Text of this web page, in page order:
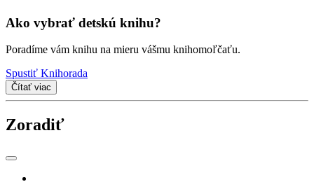
Ako vybrať detskú knihu?
Poradíme vám knihu na mieru vášmu knihomoľčaťu.
Spustiť Knihorada
Čítať viac
Zoradiť